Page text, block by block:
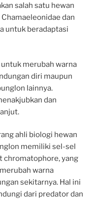
salah satu hewan
dan
untuk beradaptasi
merubah warna
diri maupun
lainnya.
dan
ahli biologi hewan
memiliki sel-sel
chromatophore, yang
warna
sekitarnya. Hal ini
dari predator dan